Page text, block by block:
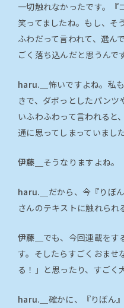
一切触れなかったです。
笑ってましたね。もし、そ
ふわだって言われて、選ん
ごく落ち込んだと思うんです
haru.＿ 怖いですよね。私
きで、ダボっとしたパンツ
いふわふわって言われると
通に思ってしまっていました
伊藤＿ そうなりますよね。
haru.＿ だから、今『りぼ
さんのテキストに触れられ
伊藤＿ でも、今回連載をす
す。そしたらすごくおませ
る！」と思ったり、すごく
haru.＿ 確かに、『りぼん